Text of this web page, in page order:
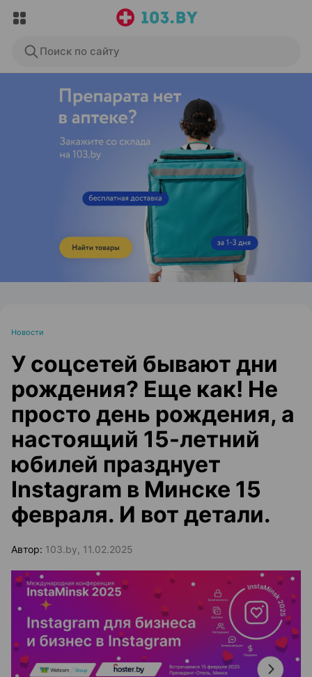
Поиск по сайту
ЭФФЕКТИВНАЯ РЕКЛАМА НА САЙТЕ
Новости
У соцсетей бывают дни
рождения? Еще как! Не
просто день рождения, а
настоящий 15-летний
юбилей празднует
Instagram в Минске 15
февраля. И вот детали.
Автор: 103.by, 11.02.2025